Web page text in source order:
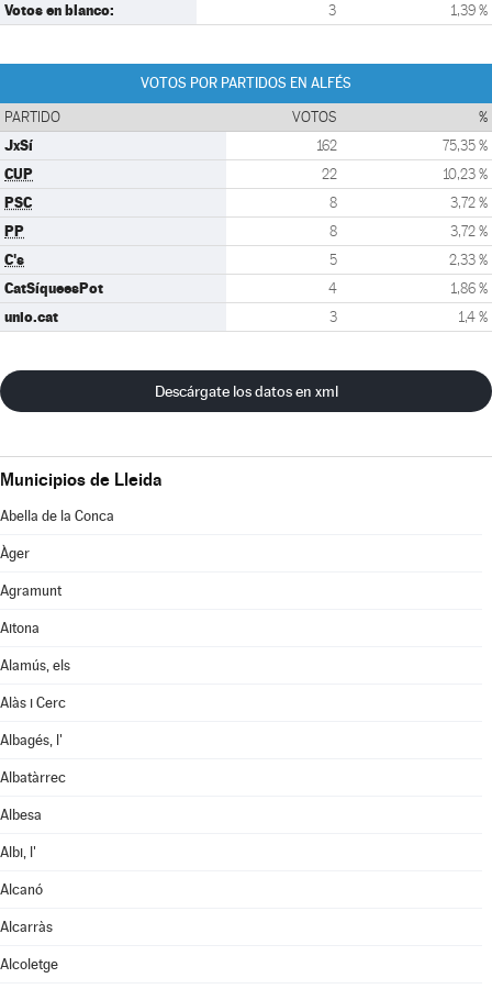
Votos en blanco: 3 1,39 %
VOTOS POR PARTIDOS EN ALFÉS
PARTIDO VOTOS %
JxSí 162 75,35 %
CUP 22 10,23 %
PSC 8 3,72 %
PP 8 3,72 %
C's 5 2,33 %
CatSíqueesPot 4 1,86 %
unio.cat 3 1,4 %
Descárgate los datos en xml
Municipios de Lleida
Abella de la Conca
Àger
Agramunt
Aitona
Alamús, els
Alàs i Cerc
Albagés, l'
Albatàrrec
Albesa
Albi, l'
Alcanó
Alcarràs
Alcoletge